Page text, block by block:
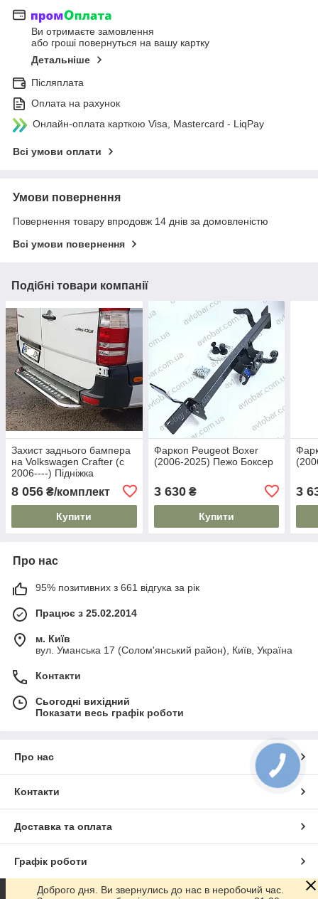
Ви отримаєте замовлення
або гроші повернуться на вашу картку
Детальніше
Післяплата
Оплата на рахунок
Онлайн-оплата карткою Visa, Mastercard - LiqPay
Всі умови оплати
Умови повернення
Повернення товару впродовж 14 днів за домовленістю
Всі умови повернення
Подібні товари компанії
Захист заднього бампера
на Volkswagen Crafter (c
2006----) Підніжка
8 056 ₴/комплект
Купити
Фаркоп Peugeot Boxer
(2006-2025) Пежо Боксер
3 630₴
Купити
3
Про нас
95% позитивних з 661 відгука за рік
Працює з 25.02.2014
м. Київ
вул. Уманська 17 (Солом'янський район), Київ, Україна
Контакти
Сьогодні вихідний
Показати весь графік роботи
Про нас
Контакти
Доставка та оплата
Графік роботи
Повна версія сайту
Доброго дня. Ви звернулись до нас в неробочий час.